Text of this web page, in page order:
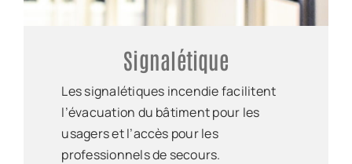
Signalétique
Les signalétiques incendie facilitent
l’évacuation du bâtiment pour les
usagers et l’accès pour les
professionnels de secours.